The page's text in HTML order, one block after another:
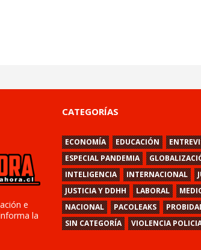
e
la
CATEGORÍAS
ECONOMÍA EDUCACIÓN
ESPECIAL PANDEMIA
INTELIGENCIA
INTERNACIONAL
JUSTICIA Y DDHH
LABORAL
NACIONAL
PACOLEAKS
SIN CATEGORÍA
VIOLENCIA